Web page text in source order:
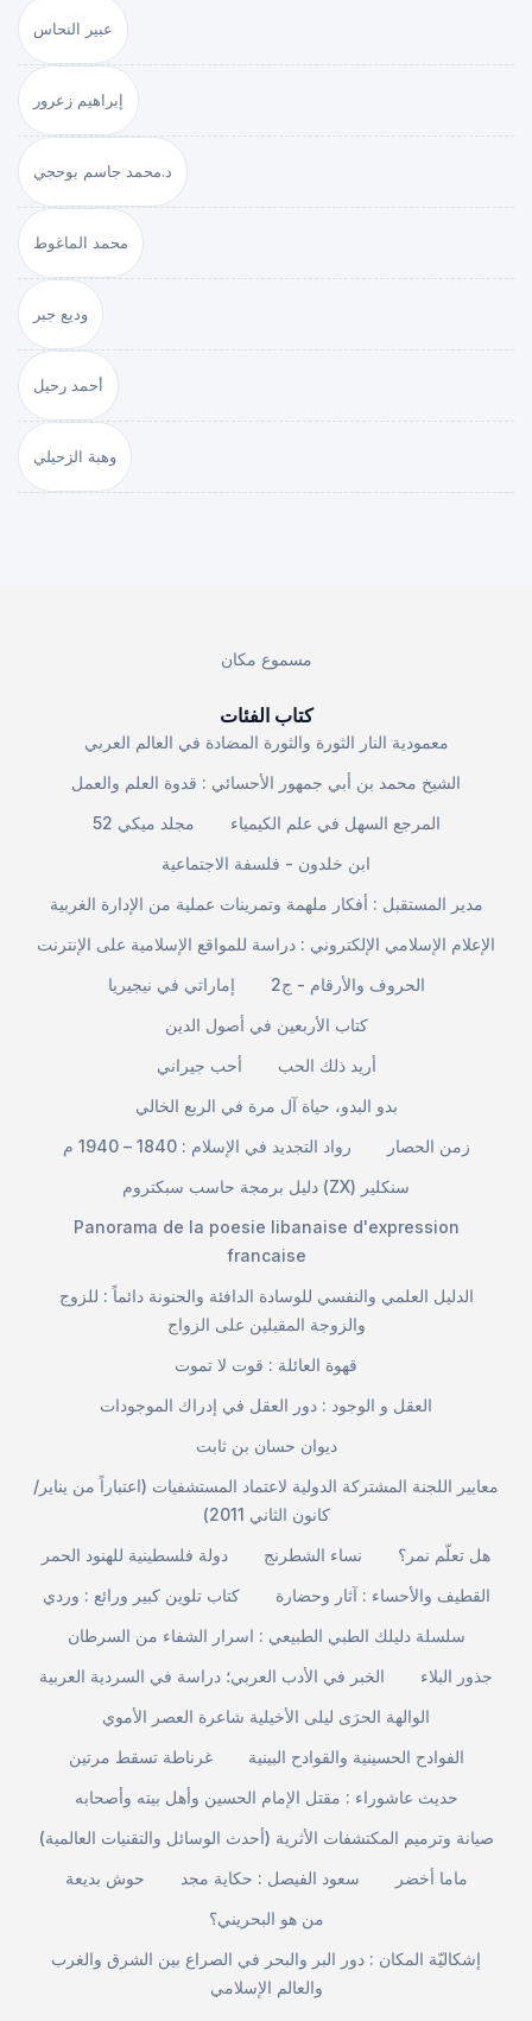
عبير النحاس
إبراهيم زعرور
د.محمد جاسم بوحجي
محمد الماغوط
وديع جبر
أحمد رحيل
وهبة الزحيلي
مسموع مكان
كتاب الفئات
معمودية النار الثورة والثورة المضادة في العالم العربي
الشيخ محمد بن أبي جمهور الأحسائي : قدوة العلم والعمل
مجلد ميكي 52
المرجع السهل في علم الكيمياء
ابن خلدون - فلسفة الاجتماعية
مدير المستقبل : أفكار ملهمة وتمرينات عملية من الإدارة الغربية
الإعلام الإسلامي الإلكتروني : دراسة للمواقع الإسلامية على الإنترنت
إماراتي في نيجيريا
الحروف والأرقام - ج2
كتاب الأربعين في أصول الدين
أحب جيراني
أريد ذلك الحب
بدو البدو، حياة آل مرة في الربع الخالي
رواد التجديد في الإسلام : 1840 – 1940 م
زمن الحصار
دليل برمجة حاسب سبكتروم (ZX) سنكلير
Panorama de la poesie libanaise d'expression
francaise
الدليل العلمي والنفسي للوسادة الدافئة والحنونة دائماً : للزوج
والزوجة المقبلين على الزواج
قهوة العائلة : قوت لا تموت
العقل و الوجود : دور العقل في إدراك الموجودات
ديوان حسان بن ثابت
معايير اللجنة المشتركة الدولية لاعتماد المستشفيات (اعتباراً من يناير/
كانون الثاني 2011)
دولة فلسطينية للهنود الحمر
نساء الشطرنج
هل تعلّم نمر؟
كتاب تلوين كبير ورائع : وردي
القطيف والأحساء : آثار وحضارة
سلسلة دليلك الطبي الطبيعي : اسرار الشفاء من السرطان
الخبر في الأدب العربي؛ دراسة في السردية العربية
جذور البلاء
الوالهة الحرَى ليلى الأخيلية شاعرة العصر الأموي
غرناطة تسقط مرتين
الفوادح الحسينية والقوادح البينية
حديث عاشوراء : مقتل الإمام الحسين وأهل بيته وأصحابه
صيانة وترميم المكتشفات الأثرية (أحدث الوسائل والتقنيات العالمية)
حوش بديعة
سعود الفيصل : حكاية مجد
ماما أخضر
من هو البحريني؟
إشكاليّة المكان : دور البر والبحر في الصراع بين الشرق والغرب
والعالم الإسلامي